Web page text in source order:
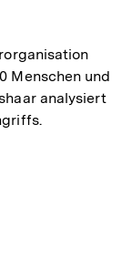
Menschen und
analysiert